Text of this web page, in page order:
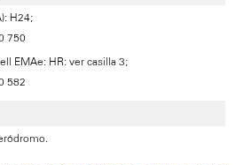
H24;
750
EMAe: HR: ver casilla 3;
582